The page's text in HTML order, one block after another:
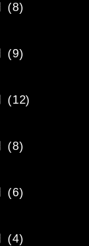
(8)
(9)
(12)
(8)
(6)
(4)